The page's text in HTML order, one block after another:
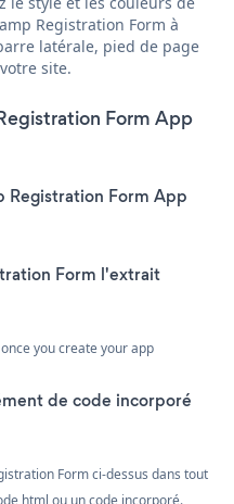
Registration Form à
latérale, pied de page
site.
Form App
Registration Form App
Form l'extrait
you create your app
de code incorporé
Form ci-dessus dans tout
html ou un code incorporé.